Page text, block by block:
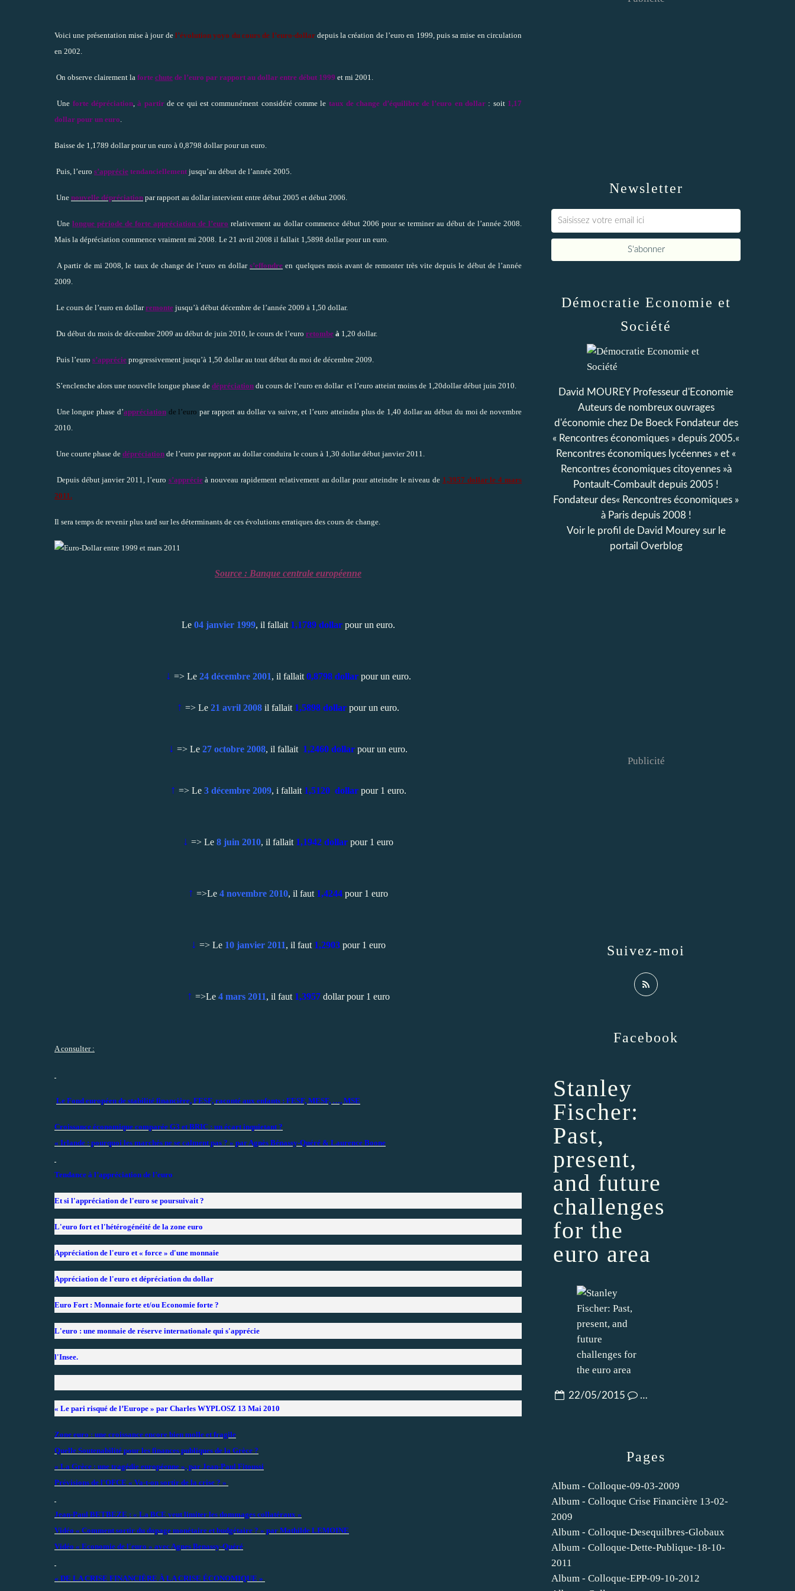
Voici une présentation mise à jour del’évolution yoyo du cours de l’euro-dollardepuis la création de l’euro en 1999, puis sa mise en circulation
en 2002.
On observe clairement la forte chute de l’euro par rapport au dollar entre début 1999 et mi 2001.
Une forte dépréciation ,à partirde ce qui est communément considéré comme le taux de change d’équilibre de l’euro en dollar : soit 1,17
dollar pour un euro
Baisse de 1,1789 dollar pour un euro à 0,8798 dollar pour un euro.
Puis, l’euro s’apprécie tendanciellement jusqu’au début de l’année 2005.
Une nouvelle dépréciation par rapport au dollar intervient entre début 2005 et début 2006.
Unelongue période de forte appréciation de l’euro relativement au dollar commence début 2006 pour se terminer au début de l’année 2008.
Mais la dépréciation commence vraiment mi 2008. Le 21 avril 2008 il fallait 1,5898 dollar pour un euro.
A partir de mi 2008, le taux de change de l’euro en dollars’effondre en quelques mois avant de remonter très vite depuis le début de l’année
2009.
Le cours de l’euro en dollarremonte jusqu’à début décembre de l’année 2009 à 1,50 dollar.
Du début du mois de décembre 2009 au début de juin 2010, le cours de l’euro retombe à 1,20 dollar.
Puis l’euro s’apprécie progressivement jusqu’à 1,50 dollar au tout début du moi de décembre 2009.
S’enclenche alors une nouvelle longue phase de dépréciation du cours de l’euro en dollar et l’euro atteint moins de 1,20dollar début juin 2010.
Une longue phase d’appréciation de l’euro par rapport au dollar va suivre, et l’euro atteindra plus de 1,40 dollar au début du moi de novembre
2010.
Une courte phase de dépréciation de l’euro par rapport au dollar conduira le cours à 1,30 dollar début janvier 2011.
Depuis début janvier 2011, l’euro s’apprécieà nouveau rapidement relativement au dollar pour atteindre le niveau de 1,3957 dollar le 4 mars
2011.
Il sera temps de revenir plus tard sur les déterminants de ces évolutions erratiques des cours de change.
Source : Banque centrale européenne
Le 04 janvier 1999, il fallait 1,1789 dollarpour un euro.
↓ => Le 24 décembre 2001, il fallait 0,8798 dollarpour un euro.
↑ => Le 21 avril 2008 il fallait 1,5898 dollar pour un euro.
↓ => Le 27 octobre 2008, il fallait 1,2460 dollar pour un euro.
↑ => Le 3 décembre 2009, i fallait 1,5120 dollarpour 1 euro.
↓ => Le 8 juin 2010, il fallait 1,1942 dollar pour 1 euro
↑ =>Le 4 novembre 2010, il faut 1,4244 pour 1 euro
↓ => Le 10 janvier 2011, il faut 1,2903pour 1 euro
↑ =>Le 4 mars 2011, il faut 1,3957dollar pour 1 euro
A consulter :
Le Fond européen de stabilité financière, FESF, raconté aux enfants : FESF, MESF, …, MSE
Croissance économique comparée G3 et BRIC : un écart inquietant ?
« Irlande : pourquoi les marchés ne se calment pas ? » par Agnès Bénassy-Quéré & Laurence Boone
Tendance à l’appréciation de l’euro
Et si l'appréciation de l'euro se poursuivait ?
L'euro fort et l'hétérogénéité de la zone euro
Appréciation de l'euro et « force » d'une monnaie
Appréciation de l'euro et dépréciation du dollar
Euro Fort : Monnaie forte et/ou Economie forte ?
L'euro : une monnaie de réserve internationale qui s'apprécie
l'Insee.
« Le pari risqué de l’Europe » par Charles WYPLOSZ 13 Mai 2010
Zone euro : une croissance encore bien molle et fragile
Quelle Soutenabilité pour les finances publiques de la Grèce ?
« La Grèce : une tragédie européenne », par Jean-Paul Fitoussi
Prévisions de l'OFCE « Va-t-on sortir de la crise ? »
Jean-Paul BETBEZE : « La BCE veut limiter les dommages collatéraux »
Vidéo « Comment sortir du dopage monétaire et budgétaire ? » par Mathilde LEMOINE
Vidéo « Economie de l'euro » avec Agnes Benassy-Quéré
« DE LA CRISE FINANCIÈRE À LA CRISE ÉCONOMIQUE »
Newsletter
Pages
Album - Colloque-09-03-2009
Album - Colloque Crise Financière 13-02-
2009
Album - Colloque-Desequilbres-Globaux
Album - Colloque-Dette-Publique-18-10-
2011
Album - Colloque-EPP-09-10-2012
Démocratie Economie et
Société
David MOUREY Professeur d'Economie
Auteurs de nombreux ouvrages
d'économie chez De Boeck Fondateur des
« Rencontres économiques » depuis 2005.«
Rencontres économiques lycéennes » et «
Rencontres économiques citoyennes »à
Pontault-Combault depuis 2005 !
Fondateur des« Rencontres économiques »
à Paris depuis 2008 !
Voir le profil de David Moureysur le
portail Overblog
Suivez-moi
Facebook
Stanley
Fischer:
Past,
present,
and future
challenges
for the
euro area
22/05/2015 …
Publicité